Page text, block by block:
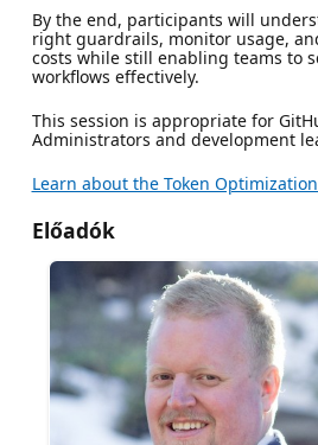
By the end, participants will
right guardrails, monitor usage,
costs while still enabling teams to
workflows effectively.
This session is appropriate for
Administrators and development
Learn about the Token
Előadók